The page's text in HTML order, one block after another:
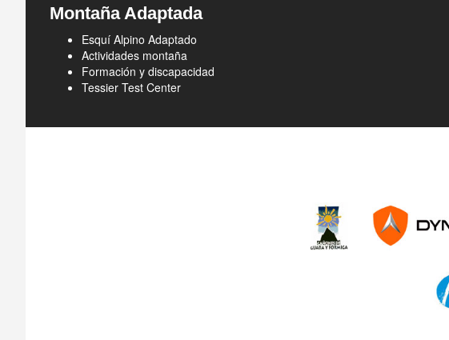
Montaña Adaptada
Esquí Alpino Adaptado
Actividades montaña
Formación y discapacidad
Tessier Test Center